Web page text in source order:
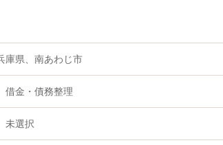
庫県、南あわじ市
借金・債務整理
未選択